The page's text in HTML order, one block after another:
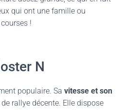
qui ont une famille ou
!
N
populaire. Sa vitesse et son
rallye décente. Elle dispose